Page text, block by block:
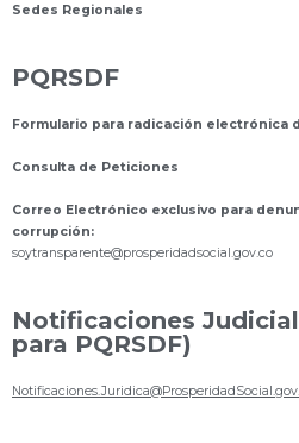
Sedes Regionales
PQRSDF
Formulario para radicación electrónica
Consulta de Peticiones
Correo Electrónico exclusivo para
corrupción:
soytransparente@prosperidadsocial.gov.co
Notificaciones
para PQRSDF)